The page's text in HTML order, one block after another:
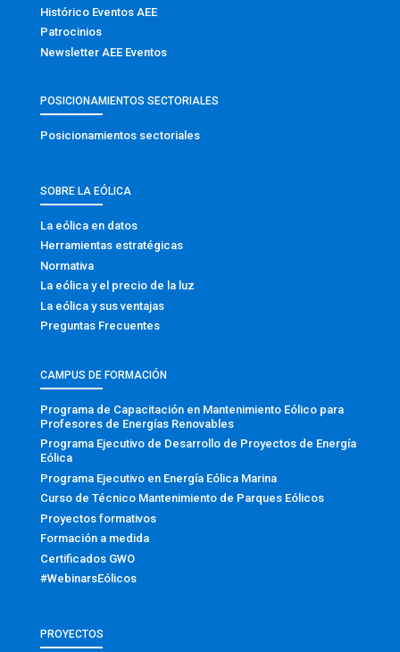
Histórico Eventos AEE
Patrocinios
Newsletter AEE Eventos
POSICIONAMIENTOS SECTORIALES
Posicionamientos sectoriales
SOBRE LA EÓLICA
La eólica en datos
Herramientas estratégicas
Normativa
La eólica y el precio de la luz
La eólica y sus ventajas
Preguntas Frecuentes
CAMPUS DE FORMACIÓN
Programa de Capacitación en Mantenimiento Eólico para
Profesores de Energías Renovables
Programa Ejecutivo de Desarrollo de Proyectos de Energía
Eólica
Programa Ejecutivo en Energía Eólica Marina
Curso de Técnico Mantenimiento de Parques Eólicos
Proyectos formativos
Formación a medida
Certificados GWO
#WebinarsEólicos
PROYECTOS